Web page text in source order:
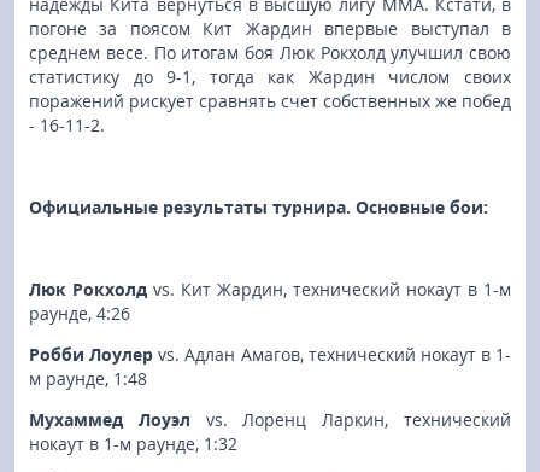
погоне за поясом Кит Жардин впервые выступал в
среднем весе. По итогам боя Люк Рокхолд улучшил свою
статистику до 9-1, тогда как Жардин числом своих
поражений рискует сравнять счет собственных же побед
- 16-11-2.
Официальные результаты турнира. Основные бои:
Люк Рокхолд vs. Кит Жардин, технический нокаут в 1-м
раунде, 4:26
Робби Лоулер vs. Адлан Амагов, технический нокаут в 1-
м раунде, 1:48
Мухаммед Лоуэл vs. Лоренц Ларкин, технический
нокаут в 1-м раунде, 1:32